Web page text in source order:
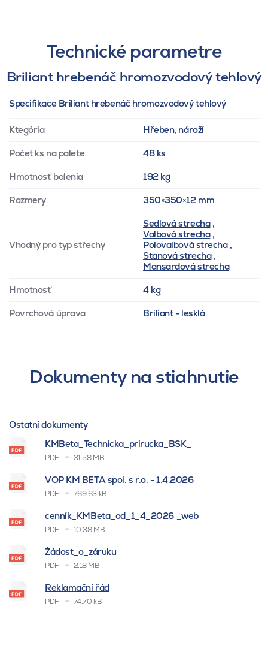
Technické parametre
Briliant hrebenáč hromozvodový tehlový
Specifikace Briliant hrebenáč hromozvodový tehlový
Ktegória Hřeben, nároží
Počet ks na palete 48 ks
Hmotnosť balenia 192 kg
Rozmery 350×350×12 mm
Vhodný pro typ střechy
Sedlová strecha,
Valbová strecha,
Polovalbová strecha,
Stanová strecha,
Mansardová strecha
Hmotnosť 4 kg
Povrchová úprava Briliant - lesklá
Dokumenty na stiahnutie
Ostatní dokumenty
KMBeta_Technicka_prirucka_BSK_
PDF 31.58 MB
VOP KM BETA spol. s r.o. - 1.4.2026
PDF 769.63 kB
cenník_KMBeta_od_1_4_2026 _web
PDF 10.38 MB
Žádost_o_záruku
PDF 2.18 MB
Reklamační řád
PDF 74.70 kB